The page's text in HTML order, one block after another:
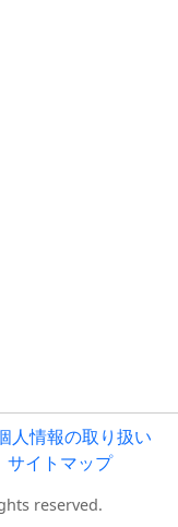
人情報の取り扱い
サイトマップ
reserved.